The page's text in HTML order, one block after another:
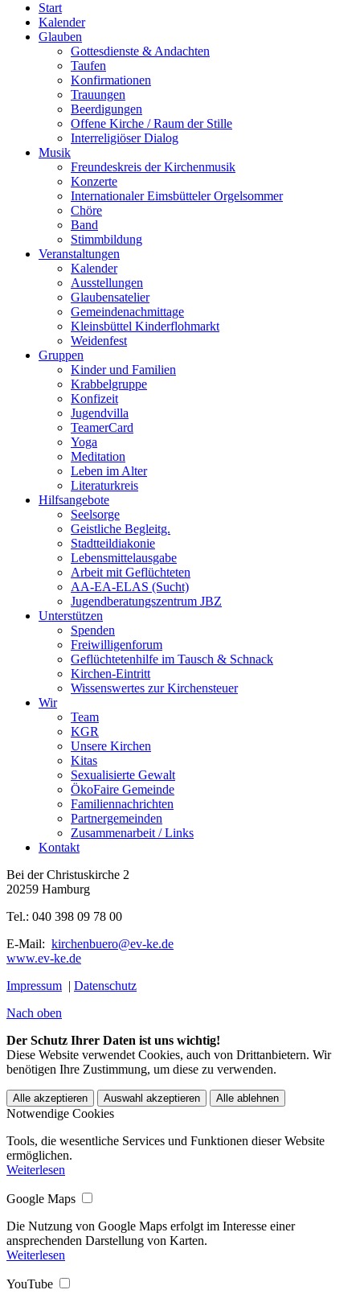
Start
Kalender
Glauben
Gottesdienste & Andachten
Taufen
Konfirmationen
Trauungen
Beerdigungen
Offene Kirche / Raum der Stille
Interreligiöser Dialog
Musik
Freundeskreis der Kirchenmusik
Konzerte
Internationaler Eimsbütteler Orgelsommer
Chöre
Band
Stimmbildung
Veranstaltungen
Kalender
Ausstellungen
Glaubensatelier
Gemeindenachmittage
Kleinsbüttel Kinder­flohmarkt
Weidenfest
Gruppen
Kinder und Familien
Krabbelgruppe
Konfizeit
Jugendvilla
TeamerCard
Yoga
Meditation
Leben im Alter
Literaturkreis
Hilfsangebote
Seelsorge
Geistliche Begleitg.
Stadtteildiakonie
Lebensmittelausgabe
Arbeit mit Geflüchteten
AA-EA-ELAS (Sucht)
Jugendberatungs­zentrum JBZ
Unterstützen
Spenden
Freiwilligenforum
Geflüchtetenhilfe im Tausch & Schnack
Kirchen-Eintritt
Wissenswertes zur Kirchensteuer
Wir
Team
KGR
Unsere Kirchen
Kitas
Sexualisierte Gewalt
ÖkoFaire Gemeinde
Familiennachrichten
Partnergemeinden
Zusammenarbeit / Links
Kontakt
Bei der Christuskirche 2
20259 Hamburg
Tel.: 040 398 09 78 00
E-Mail: kirchenbuero@ev-ke.de
www.ev-ke.de
Impressum | Datenschutz
Nach oben
Der Schutz Ihrer Daten ist uns wichtig!
Diese Website verwendet Cookies, auch von Drittanbietern. Wir
benötigen Ihre Zustimmung, um diese zu verwenden.
Alle akzeptieren Auswahl akzeptieren Alle ablehnen
Notwendige Cookies
Tools, die wesentliche Services und Funktionen dieser Website
ermöglichen.
Weiterlesen
Google Maps
Die Nutzung von Google Maps erfolgt im Interesse einer
ansprechenden Darstellung von Karten.
Weiterlesen
YouTube